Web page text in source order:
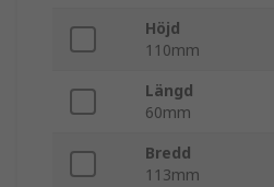
Höjd
110mm
Längd
60mm
Bredd
113mm